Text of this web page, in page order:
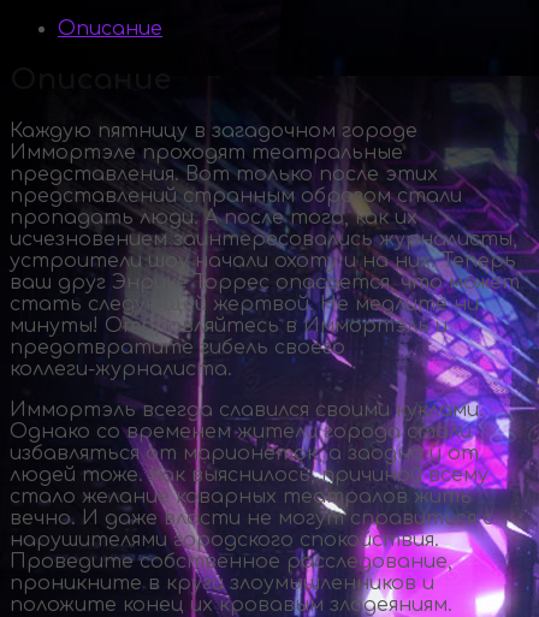
Описание
Каждую пятницу в загадочном городе
Иммортэле проходят театральные
представления. Вот только после этих
представлений странным образом стали
пропадать люди. А после того, как их
исчезновением заинтересовались журналисты,
устроители шоу начали охоту и на них. Теперь
ваш друг Энрике Торрес опасается, что может
стать следующей жертвой. Не медлите ни
минуты! Отправляйтесь в Иммортэль и
предотвратите гибель своего
коллеги-журналиста.
Иммортэль всегда славился своими куклами.
Однако со временем жители города стали
избавляться от марионеток, а заодно и от
людей тоже. Как выяснилось, причиной всему
стало желание коварных театралов жить
вечно. И даже власти не могут справиться с
нарушителями городского спокойствия.
Проведите собственное расследование,
проникните в круги злоумышленников и
положите конец их кровавым злодеяниям.